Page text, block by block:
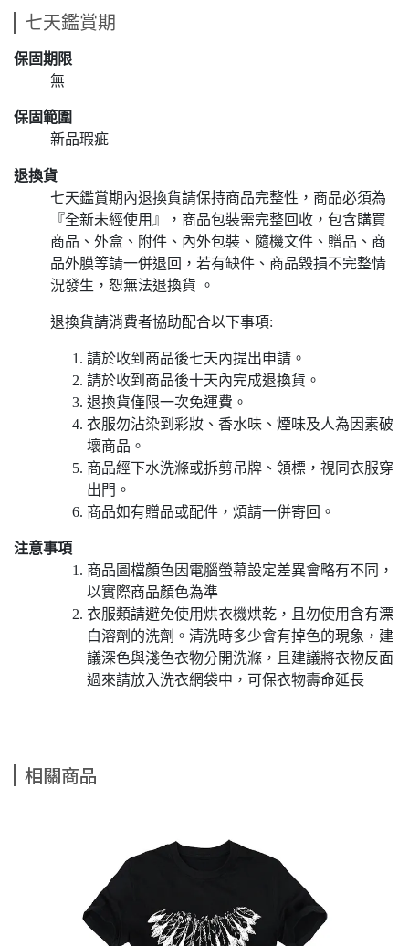
七天鑑賞期
保固期限
無
保固範圍
新品瑕疵
退換貨
七天鑑賞期內退換貨請保持商品完整性，商品必須為
『全新未經使用』，商品包裝需完整回收，包含購買
商品、外盒、附件、內外包裝、隨機文件、贈品、商
品外膜等請一併退回，若有缺件、商品毀損不完整情
況發生，恕無法退換貨 。
退換貨請消費者協助配合以下事項:
請於收到商品後七天內提出申請。
請於收到商品後十天內完成退換貨。
退換貨僅限一次免運費。
衣服勿沾染到彩妝、香水味、煙味及人為因素破
壞商品。
商品經下水洗滌或拆剪吊牌、領標，視同衣服穿
出門。
商品如有贈品或配件，煩請一併寄回。
注意事項
商品圖檔顏色因電腦螢幕設定差異會略有不同，
以實際商品顏色為準
衣服類請避免使用烘衣機烘乾，且勿使用含有漂
白溶劑的洗劑。清洗時多少會有掉色的現象，建
議深色與淺色衣物分開洗滌，且建議將衣物反面
過來請放入洗衣網袋中，可保衣物壽命延長
相關商品